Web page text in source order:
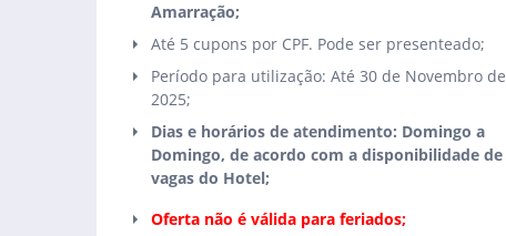
Amarração;
Até 5 cupons por CPF. Pode ser presenteado;
Período para utilização: Até 30 de Novembro de
2025;
Dias e horários de atendimento: Domingo a
Domingo, de acordo com a disponibilidade de
vagas do Hotel;
Oferta não é válida para feriados;